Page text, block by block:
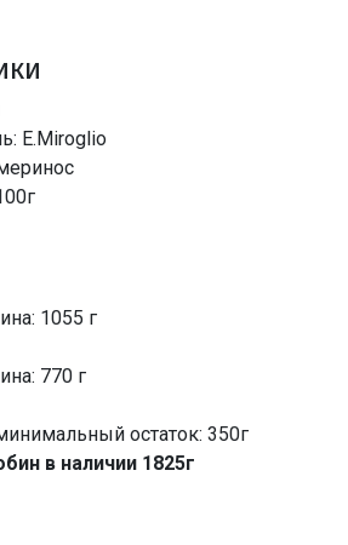
E.Miroglio
1055 г
770 г
остаток: 350г
в наличии 1825г